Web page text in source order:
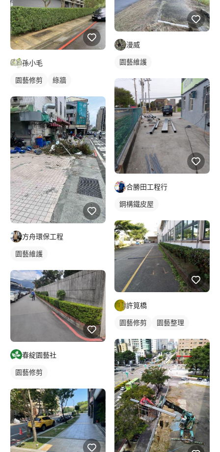
孫小毛
園藝修剪 綠牆
方舟環保工程
園藝維護
春綻園藝社
園藝修剪
漫威
園藝維護
合勝田工程行
鋼構鐵皮屋
許筧橋
園藝修剪 園藝整理